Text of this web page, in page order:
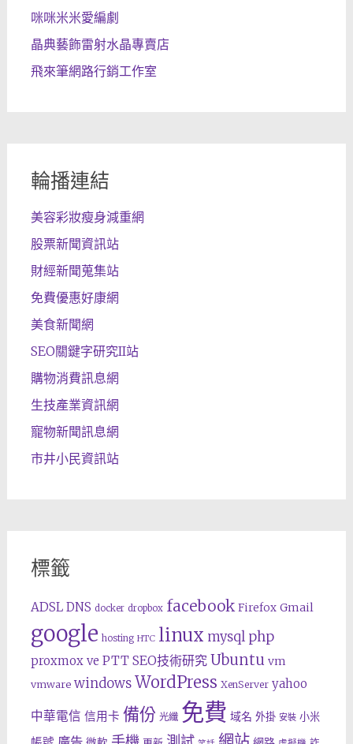
咪咪米米愛編劇
晶典藝飾雷射水晶專賣店
飛來筆網路行銷工作室
輪播連結
美容彩妝瘦身減重網
股票新聞資訊站
財經新聞蒐集站
免費優惠好康網
美食新聞網
SEO關鍵字研究II站
購物消費訊息網
生技產業資訊網
寵物新聞訊息網
市井小民資訊站
標籤
ADSL DNS docker dropbox facebook Firefox Gmail
google hosting HTC linux mysql php
proxmox ve PTT SEO技術研究 Ubuntu vm
vmware windows WordPress XenServer yahoo
中華電信 信用卡 備份 光纖 免費 域名 外掛 安裝 小米